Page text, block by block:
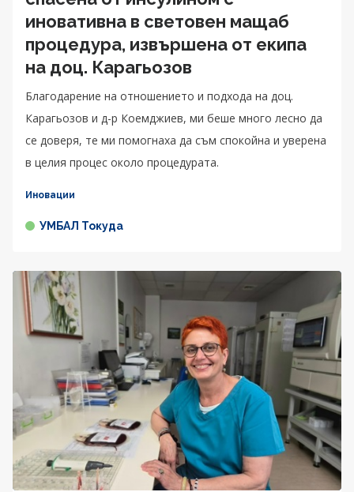
иновативна в световен мащаб
процедура, извършена от екипа
на доц. Карагьозов
Благодарение на отношението и подхода на доц.
Карагьозов и д-р Коемджиев, ми беше много лесно да
се доверя, те ми помогнаха да съм спокойна и уверена
в целия процес около процедурата.
Иновации
УМБАЛ Токуда